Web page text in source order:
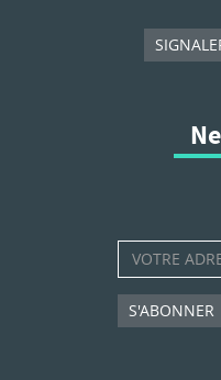
S'ABONNER